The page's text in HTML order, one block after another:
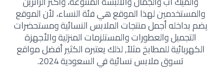
والمستخدمين لهذا الموقع هي فئة النساء، لأن الموقع
يضم بداخله أجمل منتجات الملابس النسائية ومستحضرات
التجميل والعطورات والمستلزمات المنزلية والأجهزة
الكهربائية للمطابخ مثلاً, لذلك يعتبره الكثير أفضل مواقع
تسوق ملابس نسائية في السعودية 2024.